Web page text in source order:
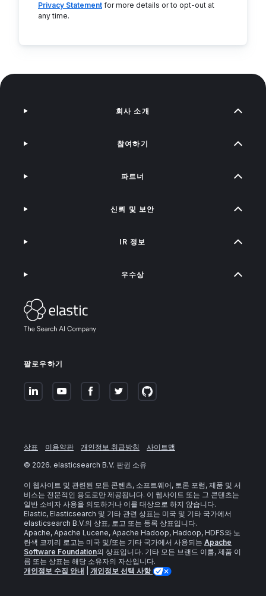
Privacy Statement for more details or to opt-out at
any time.
팔로우하기
회사 소개
참여하기
파트너
신뢰 및 보안
IR 정보
우수상
상표 이용약관 개인정보 취급방침
사이트맵
© 2026. elasticsearch B.V. 판권 소유
이 웹사이트 및 관련된 모든 콘텐츠, 소프트웨어, 토론 포럼, 제품 및 서
비스는 전문적인 용도로만 제공됩니다. 이 웹사이트 또는 그 콘텐츠는
일반 소비자 사용을 의도하거나 이를 대상으로 하지 않습니다.
Elastic, Elasticsearch 및 기타 관련 상표는 미국 및 기타 국가에서
elasticsearch B.V.의 상표, 로고 또는 등록 상표입니다.
Apache, Apache Lucene, Apache Hadoop, Hadoop, HDFS와 노
란색 코끼리 로고는 미국 및/또는 기타 국가에서 사용되는 Apache
Software Foundation의 상표입니다. 기타 모든 브랜드 이름, 제품 이
름 또는 상표는 해당 소유자의 자산입니다.
개인정보 수집 안내
개인정보 선택 사항